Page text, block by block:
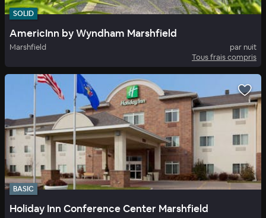
SOLID
AmericInn by Wyndham Marshfield
Marshfield
par nuit
Tous frais compris
BASIC
Holiday Inn Conference Center Marshfield